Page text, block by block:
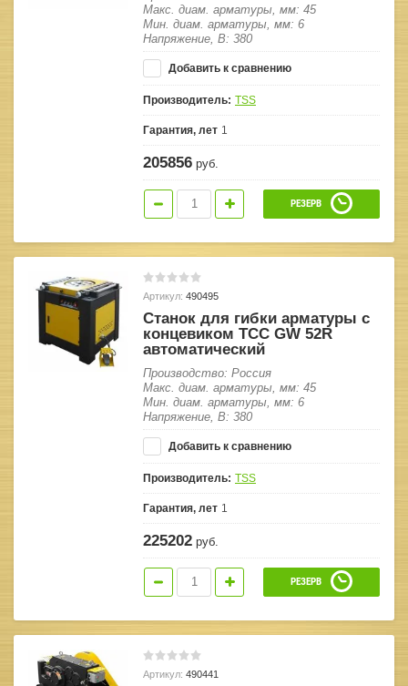
Макс. диам. арматуры, мм: 45
Мин. диам. арматуры, мм: 6
Напряжение, В: 380
Добавить к сравнению
Производитель: TSS
Гарантия, лет 1
205856 руб.
РЕЗЕРВ
Артикул: 490495
Станок для гибки арматуры с
концевиком ТСС GW 52R
автоматический
Производство: Россия
Макс. диам. арматуры, мм: 45
Мин. диам. арматуры, мм: 6
Напряжение, В: 380
Добавить к сравнению
Производитель: TSS
Гарантия, лет 1
225202 руб.
РЕЗЕРВ
Артикул: 490441